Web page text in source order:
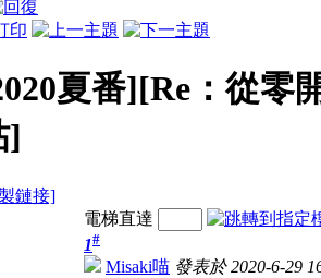
夏番][Re：從零
]
鏈接]
電梯直達
1#
Misaki喵 發表於 2020-6-29